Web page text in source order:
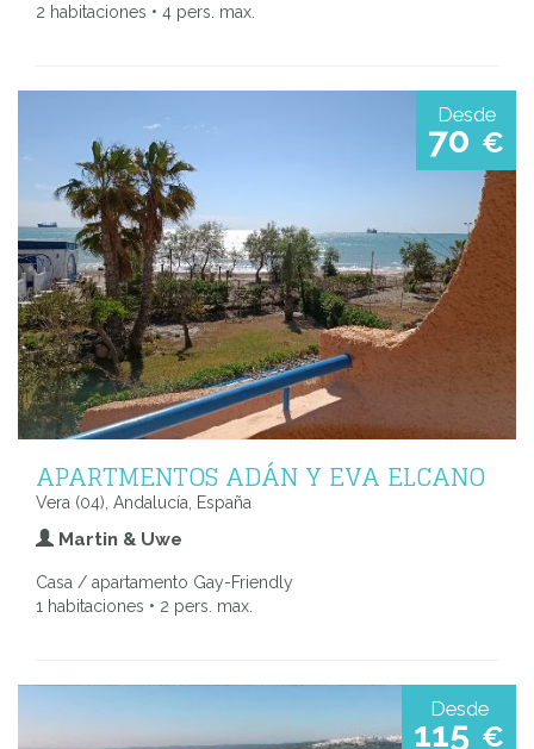
2 habitaciones • 4 pers. max.
Desde
70 €
APARTMENTOS ADÁN Y EVA ELCANO
Vera (04), Andalucía, España
Martin & Uwe
Casa / apartamento Gay-Friendly
1 habitaciones • 2 pers. max.
Desde
115 €